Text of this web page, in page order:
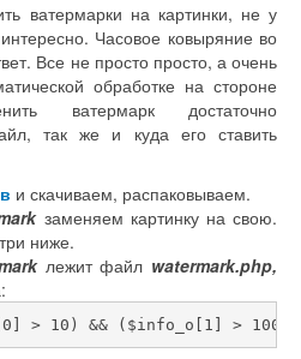
ватермарки на картинки, не у
Часовое ковыряние во
Все не просто просто, а очень
обработке на стороне
ватермарк достаточно
так же и куда его ставить
и скачиваем, распаковываем.
заменяем картинку на свою.
ниже.
лежит файл watermark.php,
> 10) && ($info_o[1] > 100)